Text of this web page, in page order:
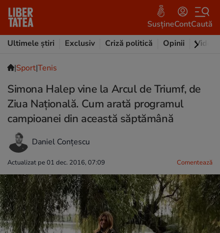
SusțineContCaută
Ultimele știri
Exclusiv Criză politică Opinii Video
|Sport|Tenis
Simona Halep vine la Arcul de Triumf, de
Ziua Națională. Cum arată programul
campioanei din această săptămână
Daniel Conțescu
Actualizat pe 01 dec. 2016, 07:09 Comentează